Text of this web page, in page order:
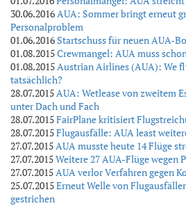
30.06.2016 AUA: Sommer bringt erneut
Personalproblem
01.06.2016 Startschuss für neuen AUA-
01.08.2015Crewmangel: AUA muss
01.08.2015 Austrian Airlines (AUA): We
tatsächlich?
28.07.2015 AUA: Wetlease von zweitem
unter Dach und Fach
28.07.2015FairPlane kritisiert
28.07.2015Flugausfälle: AUA least
27.07.2015 AUA musste heute 14 Flüge
27.07.2015Weitere 27 AUA-Flüge wegen
27.07.2015 AUA verlor Verfahren gegen
25.07.2015Erneut Welle von
gestrichen